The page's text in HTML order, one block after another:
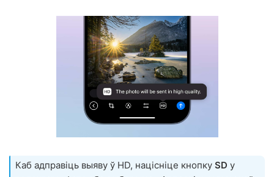
Каб адправіць выяву ў HD, націсніце кнопку SD у